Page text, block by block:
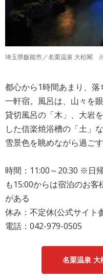
埼玉県飯能市／名栗温泉 大松閣
都心から1時間あまり、
一軒宿。風呂は、山々を
貸切風呂の「木」、大岩
した信楽焼浴槽の「土」
雪景色を眺めながら過ご
時間：11:00～20:30 ※日
も15:00からは宿泊のお
がある
休み：不定休(公式サイト
電話：042-979-0505
名栗温泉 大